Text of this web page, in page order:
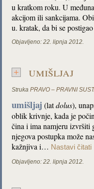
u kratkom roku. U
akcijom ili sankcijama.
u. kratak, da bi se
Objavljeno: 22. lipnja 2012.
umišljaj
Struka PRAVO – PRAVNI
umišljaj (latdolus),
oblik krivnje, kada je
čina i ima namjeru izvršiti
njegova postupka može
kažnjiva i… Nastavi čitati
Objavljeno: 22. lipnja 2012.